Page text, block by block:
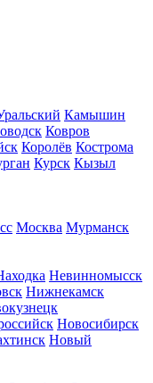
Камышин
Ковров
Королёв Кострома
Курск Кызыл
Москва Мурманск
Невинномысск
Нижнекамск
Новосибирск
Новый